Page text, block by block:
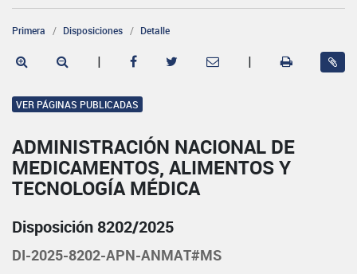
Primera Disposiciones Detalle
| |
VER PÁGINAS PUBLICADAS
ADMINISTRACIÓN NACIONAL DE
MEDICAMENTOS, ALIMENTOS Y
TECNOLOGÍA MÉDICA
Disposición 8202/2025
DI-2025-8202-APN-ANMAT#MS